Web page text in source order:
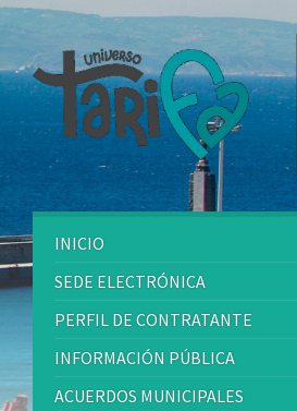
INICIO
SEDE ELECTRÓNICA
PERFIL DE CONTRATANTE
INFORMACIÓN PÚBLICA
ACUERDOS MUNICIPALES